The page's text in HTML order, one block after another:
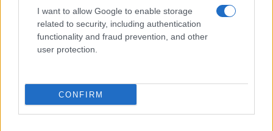
I want to allow Google to enable storage
related to security, including authentication
functionality and fraud prevention, and other
user protection.
CONFIRM
Itt a megújult Waze, próbáld ki te is!
Megjelent a Waze Android Autora
LEGOLVASOTTABBAK